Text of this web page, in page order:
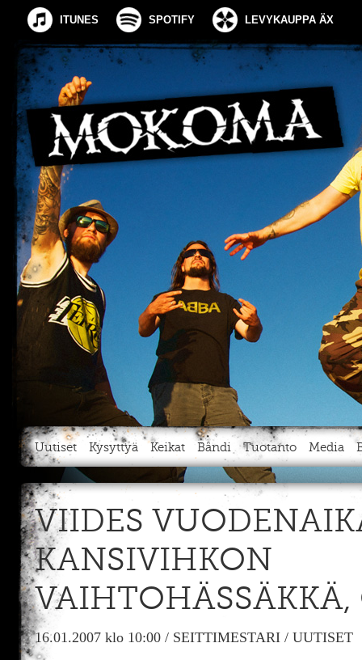
ITUNES SPOTIFY LEVYKAUPPA ÄX
Uutiset Kysyttyä Keikat Bändi Tuotanto Media
VIIDES
KANSIVIHKON
VAIHTOHÄSSÄKKÄ,
16.01.2007 klo 10:00 / SEITTIMESTARI / UUTISET